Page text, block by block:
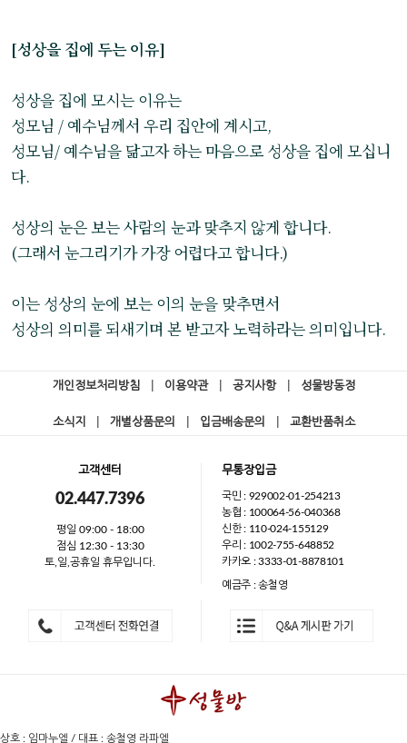
[성상을 집에 두는 이유]
성상을 집에 모시는 이유는
성모님 / 예수님께서 우리 집안에 계시고,
성모님/ 예수님을 닮고자 하는 마음으로 성상을 집에 모십니
다.
성상의 눈은 보는 사람의 눈과 맞추지 않게 합니다.
(그래서 눈그리기가 가장 어렵다고 합니다.)
이는 성상의 눈에 보는 이의 눈을 맞추면서
성상의 의미를 되새기며 본 받고자 노력하라는 의미입니다.
개인정보처리방침 이용약관 공지사항 성물방동정
소식지 개별상품문의 입금배송문의 교환반품취소
고객센터
02.447.7396
평일 09:00 - 18:00
점심 12:30 - 13:30
토,일,공휴일 휴무입니다.
무통장입금
국민 : 929002-01-254213
농협 : 100064-56-040368
신한 : 110-024-155129
우리 : 1002-755-648852
카카오 : 3333-01-8878101
예금주 : 송철영
상호 : 임마누엘 / 대표 : 송철영 라파엘